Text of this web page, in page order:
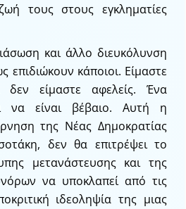
τους στους εγκληματίες
και άλλο διευκόλυνση
επιδιώκουν κάποιοι. Είμαστε
δεν είμαστε αφελείς. Ένα
να είναι βέβαιο. Αυτή η
της Νέας Δημοκρατίας
δεν θα επιτρέψει το
μετανάστευσης και της
να υποκλαπεί από τις
ιδεοληψία της μιας